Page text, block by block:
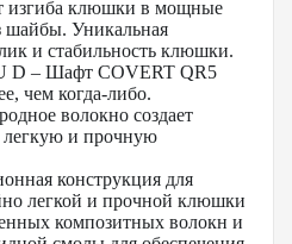
изгиба клюшки в мощные
шайбы. Уникальная
и стабильность клюшки.
D – Шафт COVERT QR5
чем когда-либо.
волокно создает
легкую и прочную
конструкция для
легкой и прочной клюшки
композитных волокн и